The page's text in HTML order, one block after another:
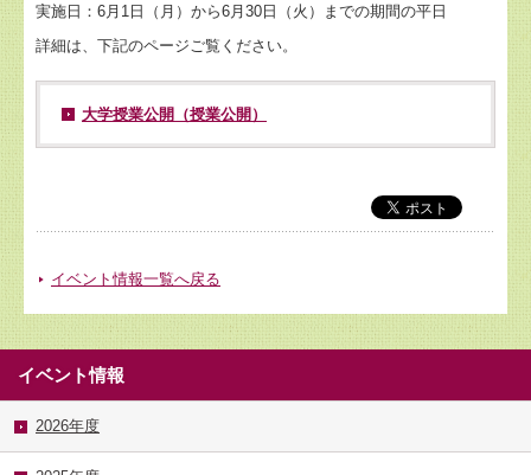
実施日：6月1日（月）から6月30日（火）までの期間の平日
詳細は、下記のページご覧ください。
大学授業公開（授業公開）
イベント情報一覧へ戻る
イベント情報
2026年度